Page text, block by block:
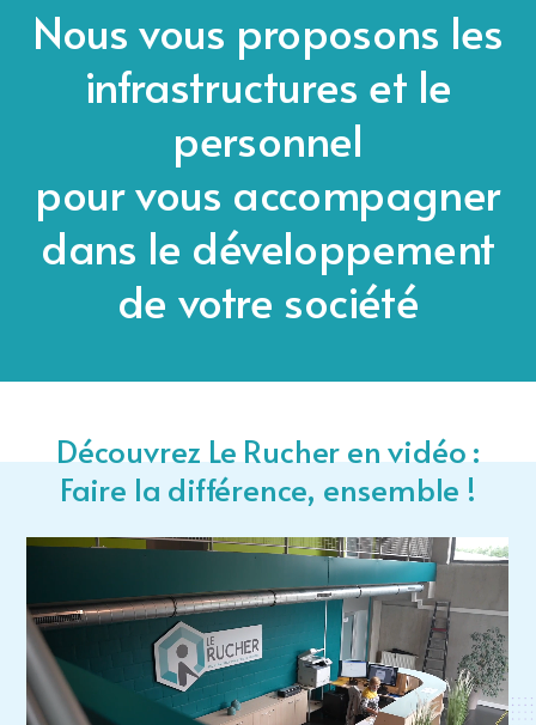
Nous vous proposons les
infrastructures et le
personnel
pour vous accompagner
dans le développement
de votre société
Découvrez Le Rucher en vidéo :
Faire la différence, ensemble !